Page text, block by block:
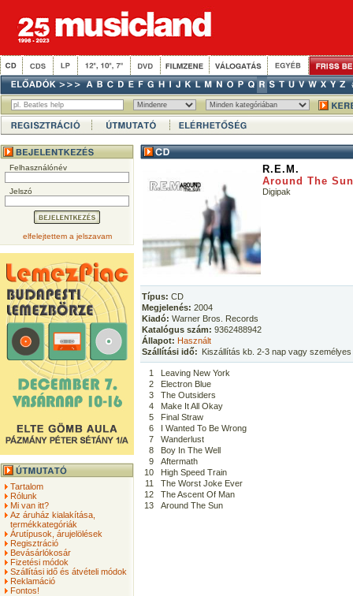
Felhasználónév
Jelszó
elfelejtettem a jelszavam
Tartalom
Rólunk
Mi van itt?
Az áruház kialakítása,
termékkategóriák
Árutípusok, árujelölések
Regisztráció
Bevásárlókosár
Fizetési módok
Szállítási idő és átvételi módok
Reklamáció
Fontos!
R.E.M.
Around The Sun
Digipak
Típus: CD
Megjelenés: 2004
Kiadó: Warner Bros. Records
Katalógus szám: 9362488942
Állapot: Használt
Szállítási idő: Kiszállítás kb. 2-3 nap vagy
1
Leaving New York
2
Electron Blue
3
The Outsiders
4
Make It All Okay
5
Final Straw
6
I Wanted To Be Wrong
7
Wanderlust
8
Boy In The Well
9
Aftermath
10
High Speed Train
11
The Worst Joke Ever
12
The Ascent Of Man
13
Around The Sun